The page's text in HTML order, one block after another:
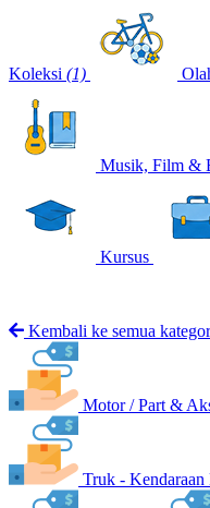
Koleksi (1)
Musik, Film &
Kursus
Kembali ke semua
Motor / Part &
Truk - Kendaraan